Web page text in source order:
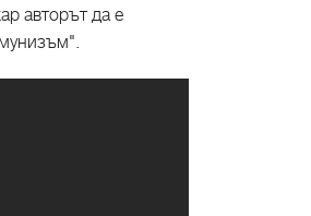
авторът да е